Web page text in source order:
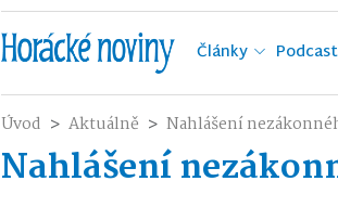
Články
Úvod Aktuálně Nahlášení
Nahlášení